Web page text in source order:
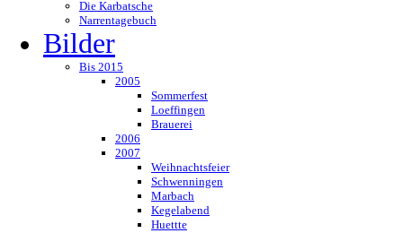
Die Karbatsche
Narrentagebuch
Bilder
Bis 2015
2005
Sommerfest
Loeffingen
Brauerei
2006
2007
Weihnachtsfeier
Schwenningen
Marbach
Kegelabend
Huettte